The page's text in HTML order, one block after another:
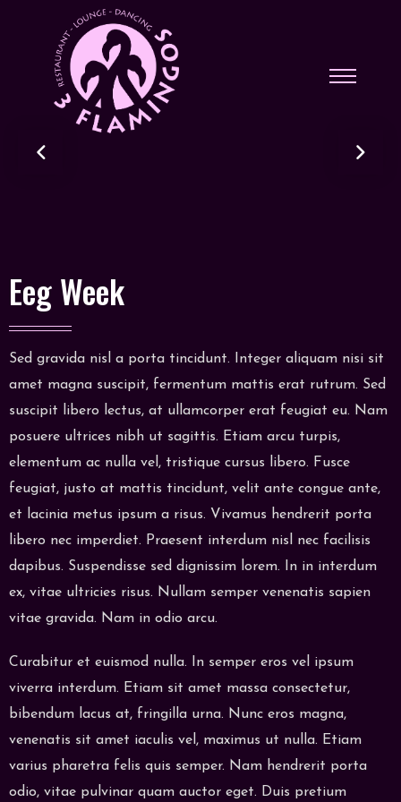
Eeg Week
Sed gravida nisl a porta tincidunt. Integer aliquam nisi sit
amet magna suscipit, fermentum mattis erat rutrum. Sed
suscipit libero lectus, at ullamcorper erat feugiat eu. Nam
posuere ultrices nibh ut sagittis. Etiam arcu turpis,
elementum ac nulla vel, tristique cursus libero. Fusce
feugiat, justo at mattis tincidunt, velit ante congue ante,
et lacinia metus ipsum a risus. Vivamus hendrerit porta
libero nec imperdiet. Praesent interdum nisl nec facilisis
dapibus. Suspendisse sed dignissim lorem. In in interdum
ex, vitae ultricies risus. Nullam semper venenatis sapien
vitae gravida. Nam in odio arcu.
Curabitur et euismod nulla. In semper eros vel ipsum
viverra interdum. Etiam sit amet massa consectetur,
bibendum lacus at, fringilla urna. Nunc eros magna,
venenatis sit amet iaculis vel, maximus ut nulla. Etiam
varius pharetra felis quis semper. Nam hendrerit porta
odio, vitae pulvinar quam auctor eget. Duis pretium